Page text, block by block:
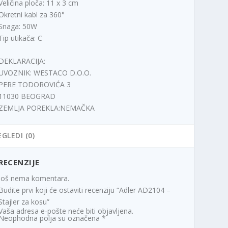
ploča: 11 x 3 cm
kabl za 360°
50W
utikača: C
WESTACO D.O.O.
TODOROVIĆA 3
BEOGRAD
POREKLA:NEMAČKA
(0)
nema komentara.
prvi koji će ostaviti recenziju “Adler AD2104 –
za kosu”
adresa e-pošte neće biti objavljena.
polja su označena*